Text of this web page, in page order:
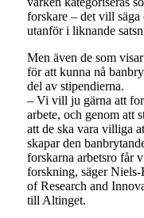
forskare – det vill
utanför i liknande
Men även de som
för att kunna nå
del av stipendierna.
– Vi vill ju gärna att
arbete, och genom att
att de ska vara villiga
skapar den
forskarna arbetsro får
forskning, säger
of Research and
till Altinget.